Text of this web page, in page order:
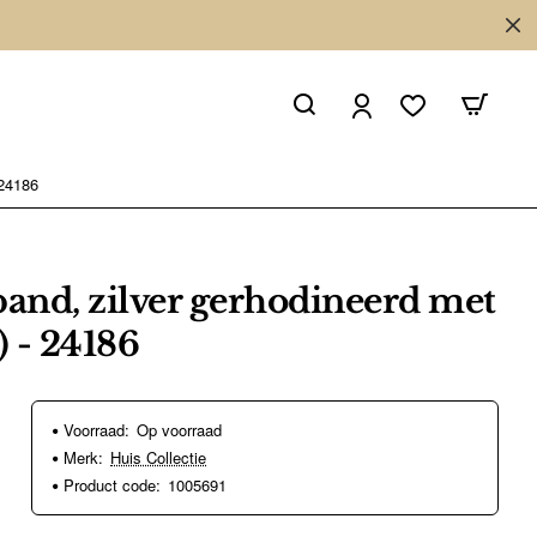
zilver gerhodineerd met
- 24186
Voorraad: Op voorraad
Merk: Huis Collectie
Product code: 1005691